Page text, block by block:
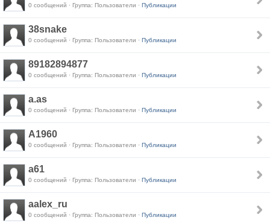
0 сообщений · Группа: Пользователи · Публикации
38snake
0 сообщений · Группа: Пользователи · Публикации
89182894877
0 сообщений · Группа: Пользователи · Публикации
a.as
0 сообщений · Группа: Пользователи · Публикации
A1960
0 сообщений · Группа: Пользователи · Публикации
a61
0 сообщений · Группа: Пользователи · Публикации
aalex_ru
0 сообщений · Группа: Пользователи · Публикации